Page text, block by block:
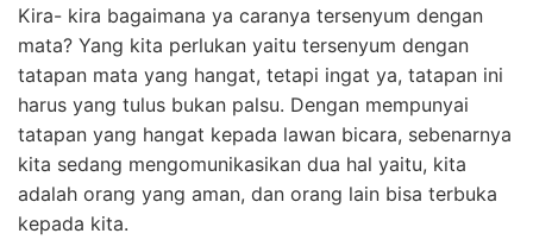
Kira- kira bagaimana ya caranya tersenyum dengan
mata? Yang kita perlukan yaitu tersenyum dengan
tatapan mata yang hangat, tetapi ingat ya, tatapan ini
harus yang tulus bukan palsu. Dengan mempunyai
tatapan yang hangat kepada lawan bicara, sebenarnya
kita sedang mengomunikasikan dua hal yaitu, kita
adalah orang yang aman, dan orang lain bisa terbuka
kepada kita.